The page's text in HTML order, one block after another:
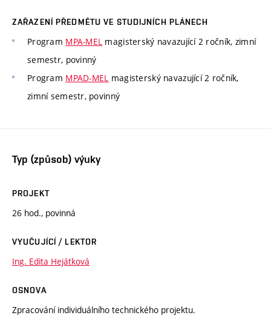
ZAŘAZENÍ PŘEDMĚTU VE STUDIJNÍCH PLÁNECH
Program MPA-MEL magisterský navazující 2 ročník, zimní
semestr, povinný
Program MPAD-MEL magisterský navazující 2 ročník,
zimní semestr, povinný
Typ (způsob) výuky
PROJEKT
26 hod., povinná
VYUČUJÍCÍ / LEKTOR
Ing. Edita Hejátková
OSNOVA
Zpracování individuálního technického projektu.